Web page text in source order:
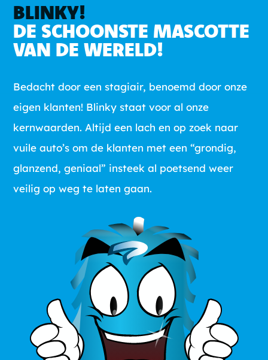
BLINKY!
DE SCHOONSTE MASCOTTE
VAN DE WERELD!
Bedacht door een stagiair, benoemd door onze
eigen klanten! Blinky staat voor al onze
kernwaarden. Altijd een lach en op zoek naar
vuile auto’s om de klanten met een “grondig,
glanzend, geniaal” insteek al poetsend weer
veilig op weg te laten gaan.